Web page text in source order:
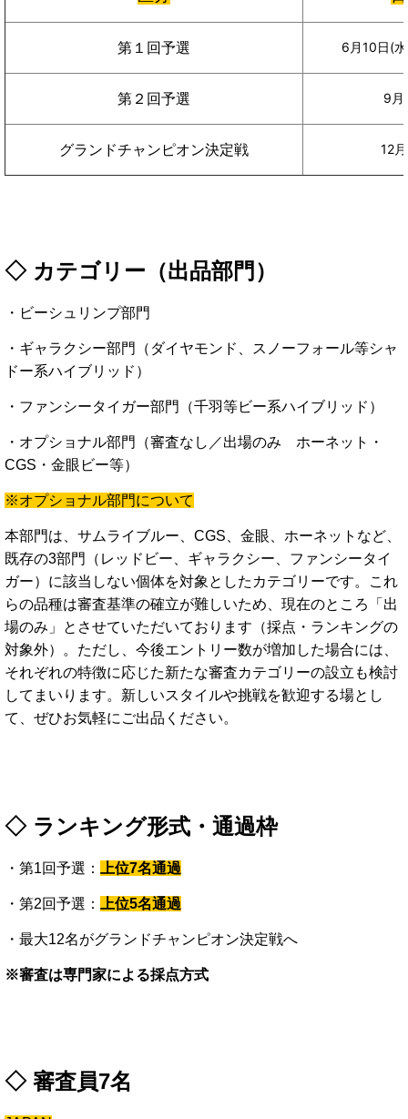
第１回予選 6月10日(
第２回予選 9月
グランドチャンピオン決定戦 12
◇ カテゴリー（出品部門）
・ビーシュリンプ部門
・ギャラクシー部門（ダイヤモンド、スノーフォール等シャ
ドー系ハイブリッド）
・ファンシータイガー部門（千羽等ビー系ハイブリッド）
・オプショナル部門
（審査なし／出場のみ ホーネット・
CGS・金眼ビー等）
※オプショナル部門について
本部門は、 サムライ ブルー、 CGS、 金眼、ホーネット など、
既存の3部門（ レッドビー、 ギャラ ク シー、 ファンシータイ
ガー） に該当 しない個体を対象 と した カテゴリーです。
これ
らの品種は審査基準の確立が難しいため、 現在のところ「 出
場のみ」 と させていただいており ます（採点・ ランキングの
対象外）。 ただし、 今後エントリー数が増加 した場合には、
それぞれの特徴に応じた新たな審査カテゴリーの設立 も検討
して まい り ます。 新しいスタイルや挑戦を歓迎する場とし
て、 ぜひお気軽に ご出品 く ださい。
◇ ランキング形式・通過枠
・第1回予選： 上位7名通過
・第2回予選： 上位5名通過
・最大12名がグランドチャンピオン決定戦へ
※審査は専門家による採点方式
◇ 審査員7名